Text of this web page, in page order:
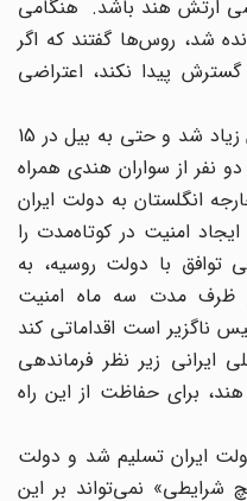
ارتش هند باشد. هنگامی
شد، روس‌ها گفتند که اگر
پیدا نکند، اعتراضی
اما دزدی و غارت در راه‌های فارس زیاد شد و حتی به بیل در 15
شد و دو نفر از سواران هندی همراه
انگلستان به دولت ایران
امنیت در کوتاه‌مدت را
با دولت روسیه، به
ظرف مدت سه ماه امنیت
ناگزیر است اقداماتی کند
زیر نظر فرماندهی
برای حفاظت از این راه
14 اکتبر 1910 به دولت ایران تسلیم شد و دولت
نمی‌تواند بر این